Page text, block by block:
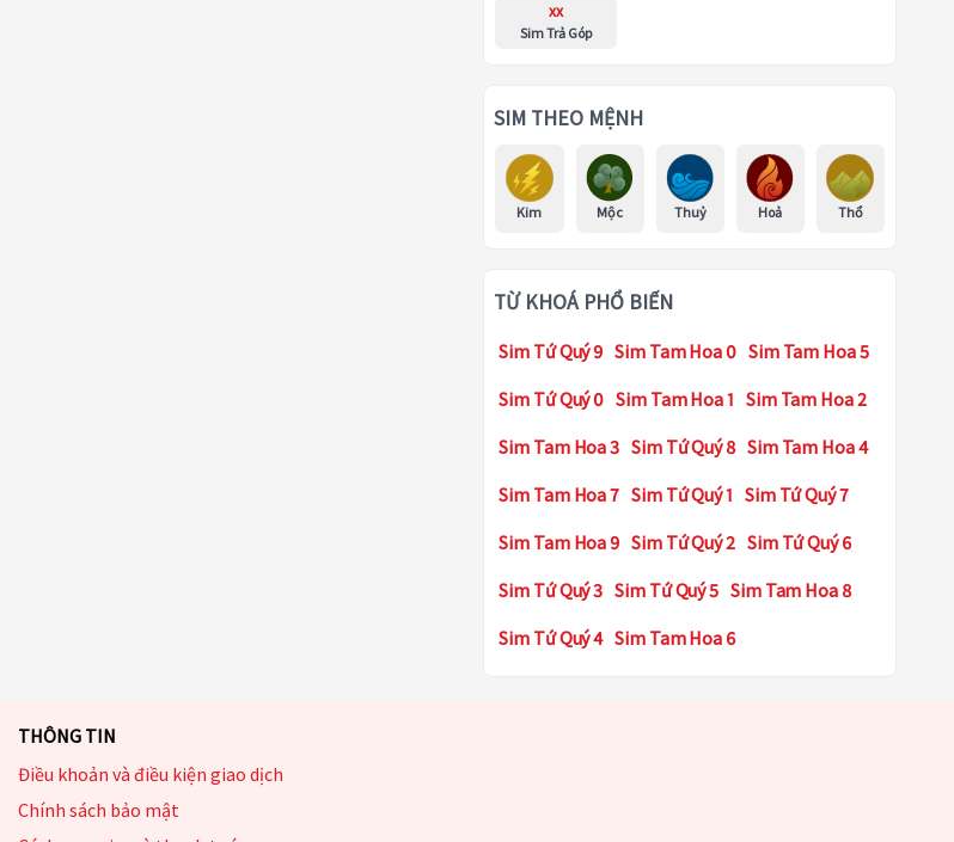
xx
Sim Trả Góp
SIM THEO MỆNH
Kim Mộc Thuỷ Hoả Thổ
TỪ KHOÁ PHỔ BIẾN
Sim Tứ Quý 9 Sim Tam Hoa 0 Sim Tam Hoa 5
Sim Tứ Quý 0 Sim Tam Hoa 1 Sim Tam Hoa 2
Sim Tam Hoa 3 Sim Tứ Quý 8 Sim Tam Hoa 4
Sim Tam Hoa 7 Sim Tứ Quý 1 Sim Tứ Quý 7
Sim Tam Hoa 9 Sim Tứ Quý 2 Sim Tứ Quý 6
Sim Tứ Quý 3 Sim Tứ Quý 5 Sim Tam Hoa 8
Sim Tứ Quý 4 Sim Tam Hoa 6
THÔNG TIN
Điều khoản và điều kiện giao dịch
Chính sách bảo mật